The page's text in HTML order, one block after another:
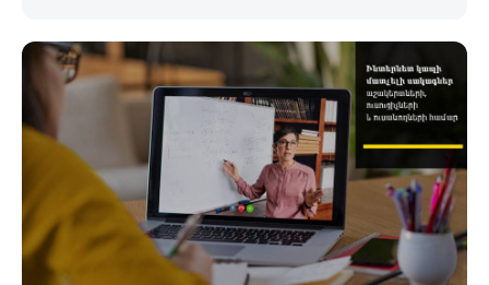
internet.beeline.am и удалить поля Port, Proxy,
Password. Подробности: 0611